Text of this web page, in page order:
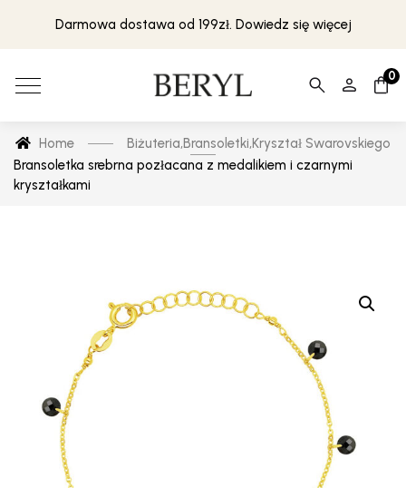
Darmowa dostawa od 199zł. Dowiedz się więcej
0
Home Biżuteria,Bransoletki,Kryształ Swarovskiego
Bransoletka srebrna pozłacana z medalikiem i czarnymi
kryształkami